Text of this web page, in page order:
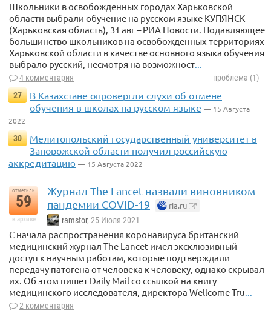
Школьники в освобожденных городах Харьковской
области выбрали обучение на русском языке КУПЯНСК
(Харьковская область), 31 авг – РИА Новости. Подавляющее
большинство школьников на освобожденных территориях
Харьковской области в качестве основного языка обучения
выбрало русский, несмотря на возможност...
4 комментария
проблема (1)
27
В Казахстане опровергли слухи об отмене
обучения в школах на русском языке — 15 Августа
2022
30
Мелитопольский государственный университет в
Запорожской области получил российскую
аккредитацию — 15 Августа 2022
отметили
59
в архиве
Журнал The Lancet назвали виновником
пандемии COVID-19
ria.ru
ramstor, 25 Июля 2021
С начала распространения коронавируса британский
медицинский журнал The Lancet имел эксклюзивный
доступ к научным работам, которые подтверждали
передачу патогена от человека к человеку, однако скрывал
их. Об этом пишет Daily Mail со ссылкой на книгу
медицинского исследователя, директора Wellcome Tru
2 комментария